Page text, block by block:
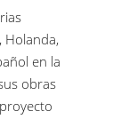
Holanda,
en la
obras